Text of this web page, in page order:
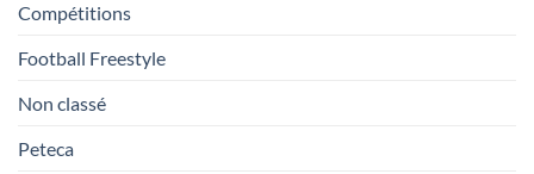
Compétitions
Football Freestyle
Non classé
Peteca